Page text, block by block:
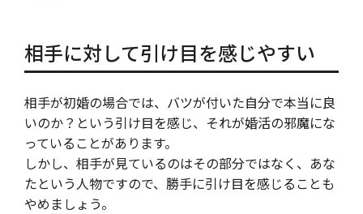
相手に対して引け目を感じやすい
相手が初婚の場合では、バツが付いた自分で本当に良
いのか？という引け目を感じ、それが婚活の邪魔にな
っていることがあります。
しかし、相手が見ているのはその部分ではなく、あな
たという人物ですので、勝手に引け目を感じることも
やめましょう。